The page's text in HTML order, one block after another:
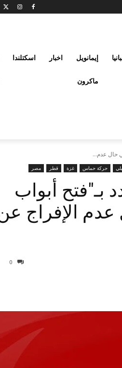
إيمانويل
ماكرون
اخبار اسكتلندا
حال عدم...
حركة حماس غزة قطر مصر
بـ"فتح أبواب
الإفراج
0